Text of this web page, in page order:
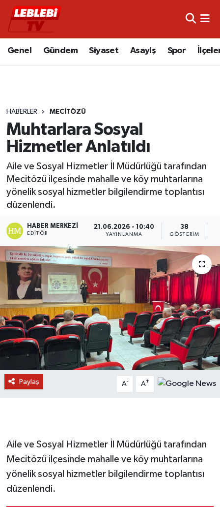
Genel Gündem Siyaset Asayiş Spor
HABERLER MECITÖZÜ
Muhtarlara Sosyal
Hizmetler Anlatıldı
Aile ve Sosyal Hizmetler İl Müdürlüğü tarafından
Mecitözü ilçesinde mahalle ve köy muhtarlarına
yönelik sosyal hizmetler bilgilendirme toplantısı
düzenlendi.
HABER MERKEZI
EDITÖR
21.06.2026 - 10:40
YAYINLANMA
38
GÖSTERIM
Paylaş A- A+
Aile ve Sosyal Hizmetler İl Müdürlüğü tarafından
Mecitözü ilçesinde mahalle ve köy muhtarlarına
yönelik sosyal hizmetler bilgilendirme toplantısı
düzenlendi.
Hava Durumu
Süper Lig Puan Durumu ve Fikstür
Tüm Manşetler
Son Dakika Haberleri
Haber Arşivi